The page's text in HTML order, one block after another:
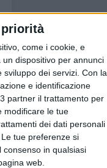
come i cookie, e
dispositivo per annunci
dei servizi. Con la
e identificazione
partner il trattamento per
modificare le tue
dei dati personali
tue preferenze si
in qualsiasi
web.